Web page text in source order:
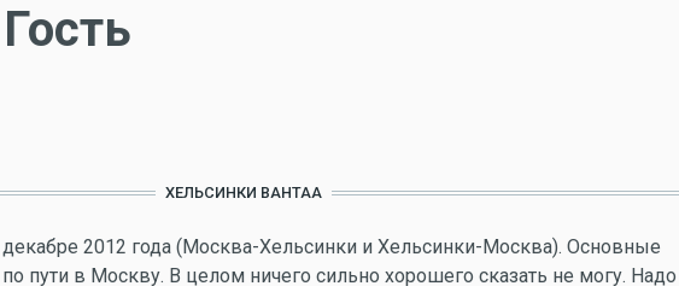
ХЕЛЬСИНКИ ВАНТАА
2012 года (Москва-Хельсинки и Хельсинки-Москва). Основные
пути в Москву. В целом ничего сильно хорошего сказать не могу. Надо